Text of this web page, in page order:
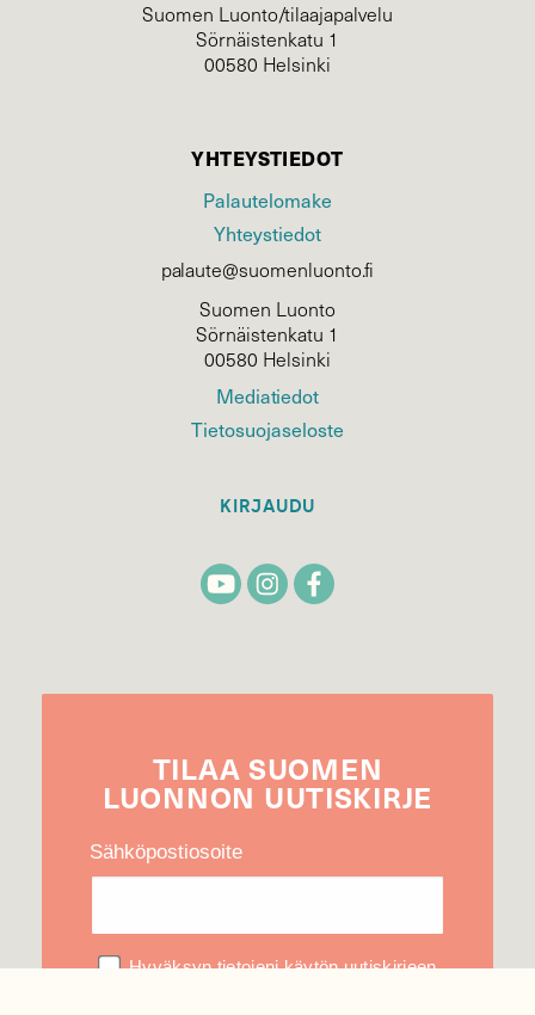
Suomen Luonto/tilaajapalvelu
Sörnäistenkatu 1
00580 Helsinki
YHTEYSTIEDOT
Palautelomake
Yhteystiedot
palaute@suomenluonto.fi
Suomen Luonto
Sörnäistenkatu 1
00580 Helsinki
Mediatiedot
Tietosuojaseloste
KIRJAUDU
TILAA SUOMEN
LUONNON UUTIS­KIRJE
Sähköpostiosoite
Hyväksyn tietojeni käytön uutiskirjeen